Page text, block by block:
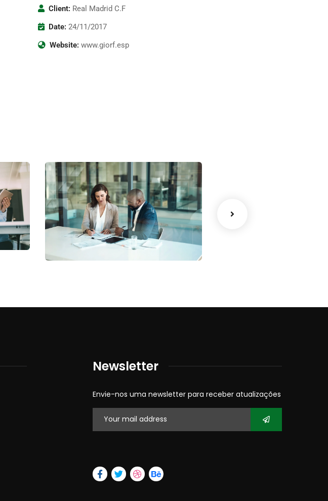
Client: Real Madrid C.F
Date: 24/11/2017
Website: www.giorf.esp
Investing Made Easy
Finance
Newsletter
Envie-nos uma newsletter para receber atualizações